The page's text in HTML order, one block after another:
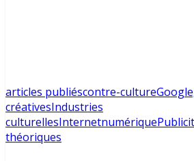
articles publiéscontre-culture
créativesIndustries
culturellesInternetnumérique
théoriques